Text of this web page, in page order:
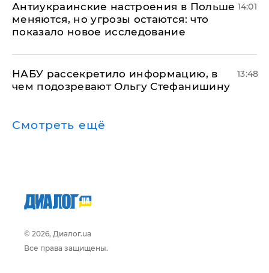
Антиукраинские настроения в Польше
меняются, но угрозы остаются: что
показало новое исследование
14:01
НАБУ рассекретило информацию, в
чем подозревают Ольгу Стефанишину
13:48
Смотреть ещё
© 2026, Диалог.ua
Все права защищены.